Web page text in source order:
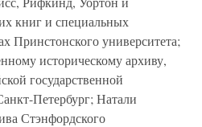
книг и специальных
Принстонского университета;
историческому архиву,
государственной
Петербург; Натали
Стэнфордского